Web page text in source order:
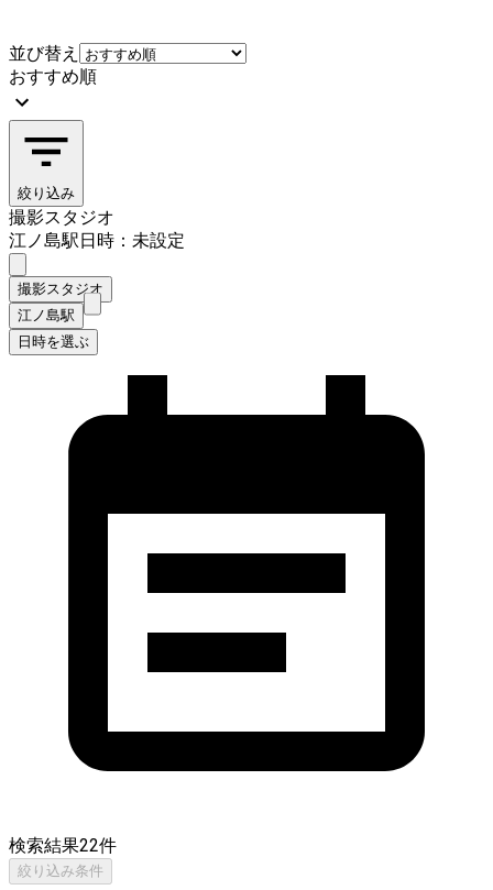
並び替え
おすすめ順
絞り込み
撮影スタジオ
江ノ島駅日時：未設定
撮影スタジオ
江ノ島駅
日時を選ぶ
検索結果22件
絞り込み条件